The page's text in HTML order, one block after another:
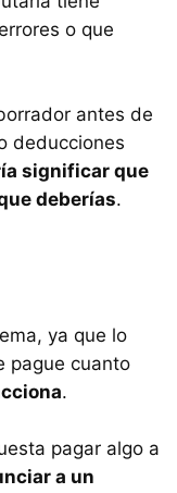
o que
antes de
deducciones
significar que
deberías.
ya que lo
pague cuanto
.
pagar algo a
a un